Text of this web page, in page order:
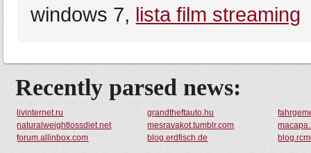
windows 7, lista film streaming
Recently parsed news:
livinternet.ru grandtheftauto.hu
naturalweightlossdiet.net
mesravakot.tumblr.com
forum.allinbox.com
blog.erdfisch.de